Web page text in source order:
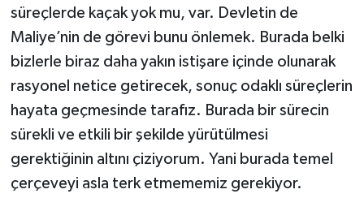
süreçlerde kaçak yok mu, var. Devletin de
Maliye’nin de görevi bunu önlemek. Burada belki
bizlerle biraz daha yakın istişare içinde olunarak
rasyonel netice getirecek, sonuç odaklı süreçlerin
hayata geçmesinde tarafız. Burada bir sürecin
sürekli ve etkili bir şekilde yürütülmesi
gerektiğinin altını çiziyorum. Yani burada temel
çerçeveyi asla terk etmememiz gerekiyor.